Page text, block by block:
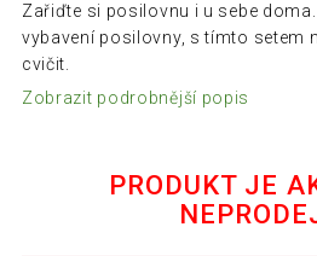
Zařiďte si posilovnu i u sebe
vybavení posilovny, s tímto setem
cvičit.
Zobrazit podrobnější popis
PRODUKT JE